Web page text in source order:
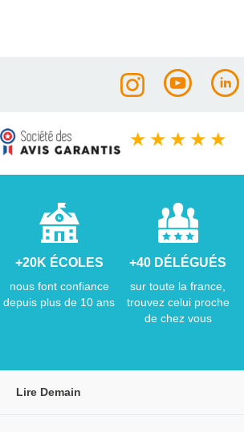
★ ★ ★ ★ ★
+20K ÉCOLES
nous font confiance
depuis plus de 10 ans
+40 DÉLÉGUÉS
sur toute la france,
trouvez celui proche
de chez vous
Lire Demain